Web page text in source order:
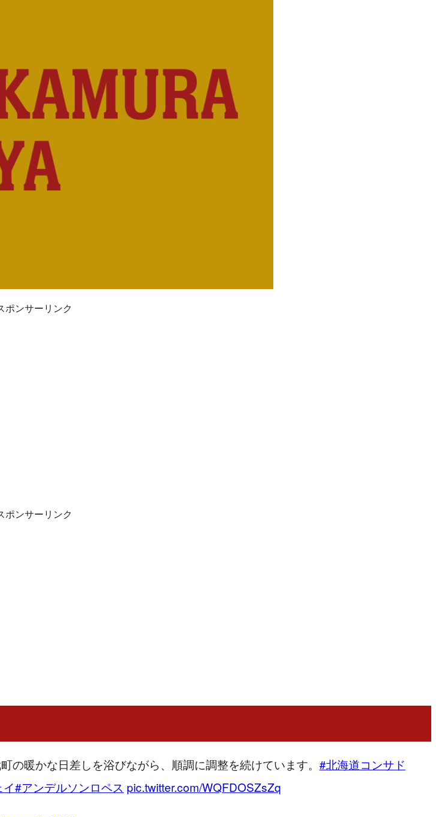
ポンサーリンク
ポンサーリンク
暖かな日差しを浴びながら、順調に調整を続けています。 #北海道コンサド
イ#アンデルソンロペス pic.twitter.com/WQFDOSZsZq